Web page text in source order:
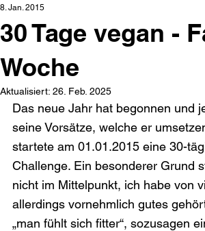
30 Tage vegan -
Woche
8. Jan. 2015
Aktualisiert: 26. Feb. 2025
Das neue Jahr hat begonnen und
seine Vorsätze, welche er
startete am 01.01.2015 eine 30-
Challenge. Ein besonderer Grund
nicht im Mittelpunkt, ich habe von
allerdings vornehmlich gutes
„man fühlt sich fitter“, sozusagen